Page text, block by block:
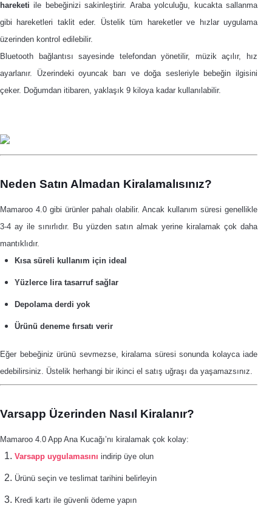
hareketi ile bebeğinizi sakinleştirir. Araba yolculuğu, kucakta sallanma
gibi hareketleri taklit eder. Üstelik tüm hareketler ve hızlar uygulama
üzerinden kontrol edilebilir.
Bluetooth bağlantısı sayesinde telefondan yönetilir, müzik açılır, hız
ayarlanır. Üzerindeki oyuncak barı ve doğa sesleriyle bebeğin ilgisini
çeker. Doğumdan itibaren, yaklaşık 9 kiloya kadar kullanılabilir.
Neden Satın Almadan Kiralamalısınız?
Mamaroo 4.0 gibi ürünler pahalı olabilir. Ancak kullanım süresi genellikle
3-4 ay ile sınırlıdır. Bu yüzden satın almak yerine kiralamak çok daha
mantıklıdır.
Kısa süreli kullanım için ideal
Yüzlerce lira tasarruf sağlar
Depolama derdi yok
Ürünü deneme fırsatı verir
Eğer bebeğiniz ürünü sevmezse, kiralama süresi sonunda kolayca iade
edebilirsiniz. Üstelik herhangi bir ikinci el satış uğraşı da yaşamazsınız.
Varsapp Üzerinden Nasıl Kiralanır?
Mamaroo 4.0 App Ana Kucağı’nı kiralamak çok kolay:
Varsapp uygulamasını indirip üye olun
Ürünü seçin ve teslimat tarihini belirleyin
Kredi kartı ile güvenli ödeme yapın